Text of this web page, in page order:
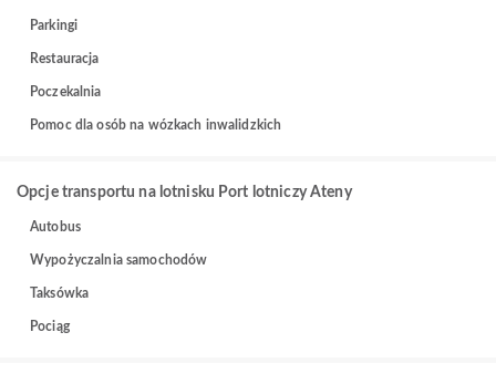
Parkingi
Restauracja
Poczekalnia
Pomoc dla osób na wózkach inwalidzkich
Opcje transportu na lotnisku Port lotniczy Ateny
Autobus
Wypożyczalnia samochodów
Taksówka
Pociąg